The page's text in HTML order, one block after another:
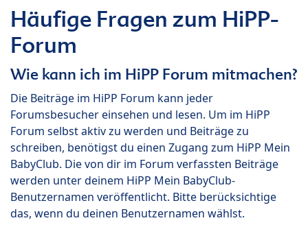
Häufige Fragen zum HiPP-
Forum
Wie kann ich im HiPP Forum mitmachen?
Die Beiträge im HiPP Forum kann jeder
Forumsbesucher einsehen und lesen. Um im HiPP
Forum selbst aktiv zu werden und Beiträge zu
schreiben, benötigst du einen Zugang zum HiPP Mein
BabyClub. Die von dir im Forum verfassten Beiträge
werden unter deinem HiPP Mein BabyClub-
Benutzernamen veröffentlicht. Bitte berücksichtige
das, wenn du deinen Benutzernamen wählst.